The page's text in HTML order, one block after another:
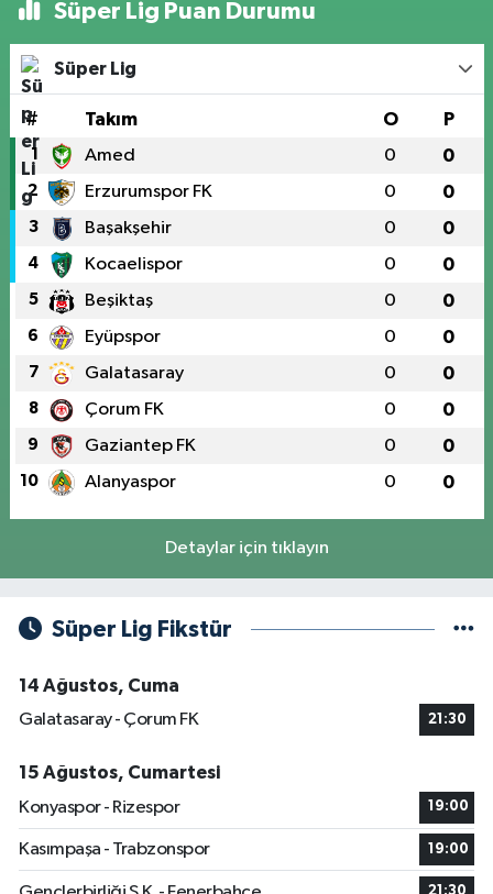
Süper Lig Puan Durumu
Süper Lig
# Takım O P
1 Amed 0 0
2 Erzurumspor FK 0 0
3 Başakşehir 0 0
4 Kocaelispor 0 0
5 Beşiktaş 0 0
6 Eyüpspor 0 0
7 Galatasaray 0 0
8 Çorum FK 0 0
9 Gaziantep FK 0 0
10 Alanyaspor 0 0
Detaylar için tıklayın
Süper Lig Fikstür
14 Ağustos, Cuma
Galatasaray - Çorum FK
21:30
15 Ağustos, Cumartesi
Konyaspor - Rizespor
19:00
Kasımpaşa - Trabzonspor 19:00